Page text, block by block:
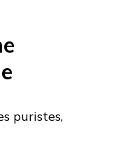
puristes,